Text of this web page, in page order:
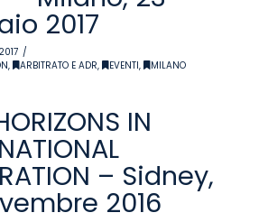
2017
, ARBITRATO E ADR, EVENTI, MILANO
IN
– Sidney,
2016